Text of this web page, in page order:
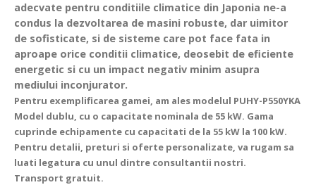
adecvate pentru conditiile climatice din Japonia ne-a
condus la dezvoltarea de masini robuste, dar uimitor
de sofisticate, si de sisteme care pot face fata in
aproape orice conditii climatice, deosebit de eficiente
energetic si cu un impact negativ minim asupra
mediului inconjurator.
Pentru exemplificarea gamei, am ales modelul PUHY-P550YKA
Model dublu, cu o capacitate nominala de 55 kW. Gama
cuprinde echipamente cu capacitati de la 55 kW la 100 kW.
Pentru detalii, preturi si oferte personalizate, va rugam sa
luati legatura cu unul dintre consultantii nostri.
Transport gratuit.